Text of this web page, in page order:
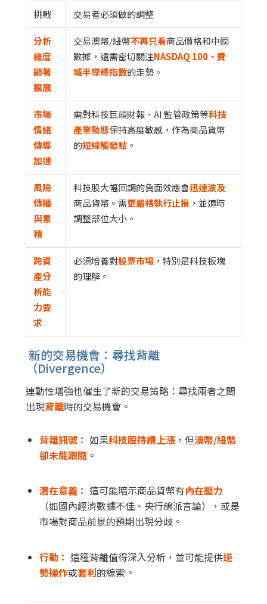
挑戰 交易者必須做的調整
分析
維度
顯著
擴展
交易澳幣/紐幣不再只看商品價格和中國
數據，還需密切關注NASDAQ 100、費
城半導體指數的走勢。
市場
情緒
傳導
加速
需對科技巨頭財報、AI 監管政策等科技
產業動態保持高度敏感，作為商品貨幣
的短線觸發點。
風險
傳播
與累
積
科技股大幅回調的負面效應會迅速波及
商品貨幣。需更嚴格執行止損 ，並適時
調整部位大小。
跨資
產分
析能
力要
求
必須培養對股票市場，特別是科技板塊
的理解。
新的交易機會：尋找背離
（Divergence）
連動性增強也催生了新的交易策略：尋找兩者之間
出現背離時的交易機會。
背離訊號： 如果科技股持續上漲，但澳幣/紐幣
卻未能跟隨。
潛在意義： 這可能暗示商品貨幣有內在壓力
（如國內經濟數據不佳、央行鴿派言論），或是
市場對商品前景的預期出現分歧。
行動： 這種背離值得深入分析，並可能提供逆
勢操作或套利的線索。